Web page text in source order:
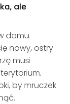
ale
domu.
nowy, ostry
musi
by mruczek